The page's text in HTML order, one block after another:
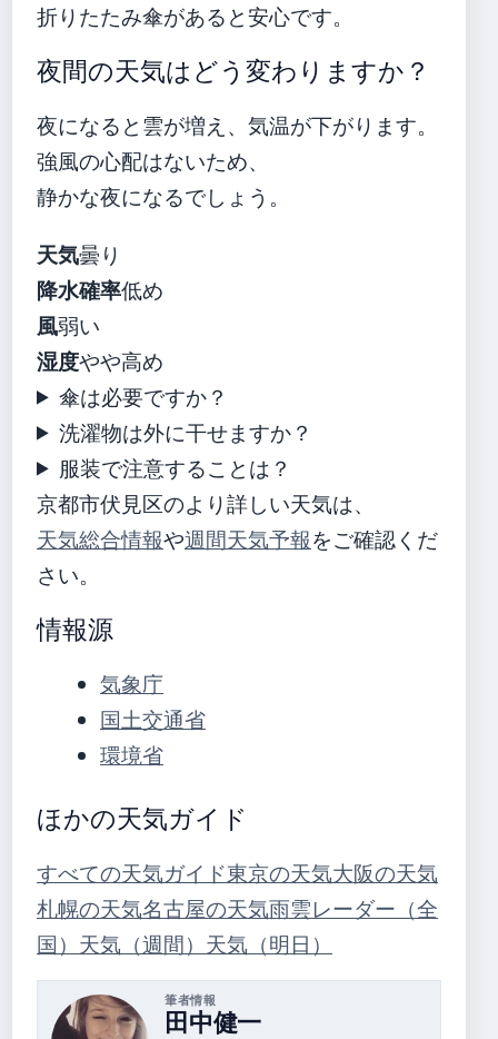
折りたたみ傘があると安心です。
夜間の天気はどう変わりますか？
夜になると雲が増え、気温が下がります。
強風の心配はないため、
静かな夜になるでしょう。
天気曇り
降水確率低め
風弱い
湿度やや高め
傘は必要ですか？
洗濯物は外に干せますか？
服装で注意することは？
京都市伏見区のより詳しい天気は、
天気総合情報や週間天気予報をご確認くだ
さい。
情報源
気象庁
国土交通省
環境省
ほかの天気ガイド
すべての天気ガイド東京の天気大阪の天気
札幌の天気名古屋の天気雨雲レーダー（全
国） 天気（週間） 天気（明日）
筆者情報
田中健一